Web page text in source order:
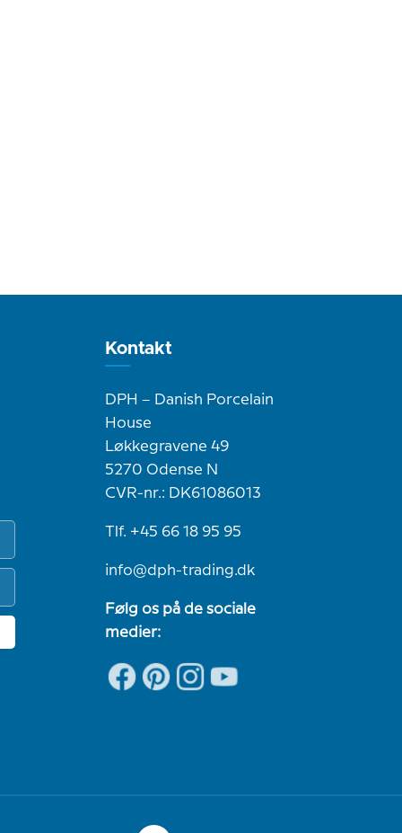
Kontakt
DPH – Danish Porcelain
House
Løkkegravene 49
5270 Odense N
CVR-nr.: DK61086013
Tlf. +45 66 18 95 95
info@dph-trading.dk
Følg os på de sociale
medier: